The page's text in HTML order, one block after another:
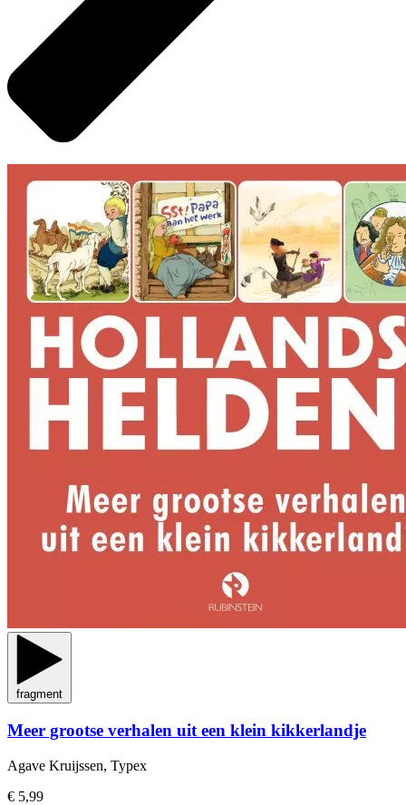
fragment
Meer grootse verhalen uit een klein kikkerlandje
Agave Kruijssen, Typex
€ 5,99